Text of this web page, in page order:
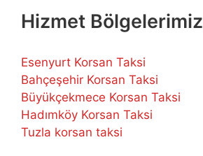
Hizmet Bölgelerimiz
Esenyurt Korsan Taksi
Bahçeşehir Korsan Taksi
Büyükçekmece Korsan Taksi
Hadımköy Korsan Taksi
Tuzla korsan taksi